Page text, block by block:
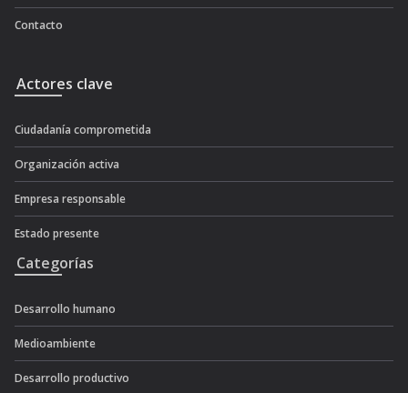
Contacto
Actores clave
Ciudadanía comprometida
Organización activa
Empresa responsable
Estado presente
Categorías
Desarrollo humano
Medioambiente
Desarrollo productivo